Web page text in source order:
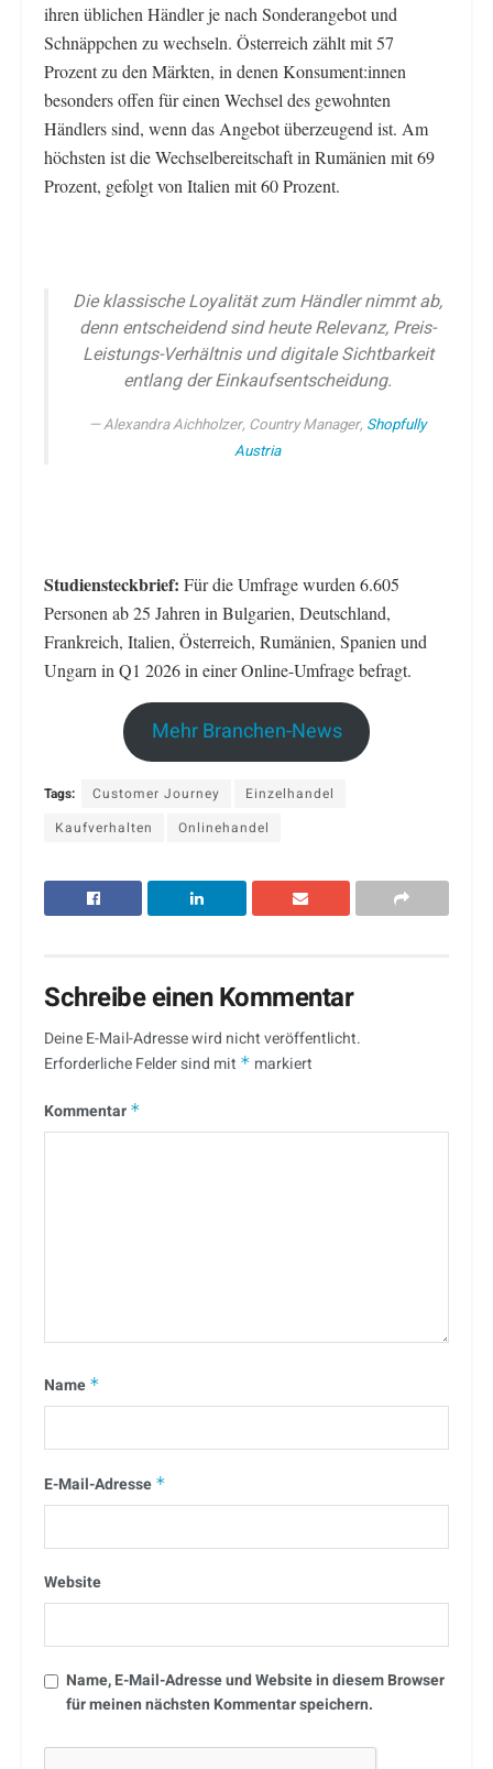
ihren üblichen Händler je nach Sonderangebot und
Schnäppchen zu wechseln. Österreich zählt mit 57
Prozent zu den Märkten, in denen Konsument:innen
besonders offen für einen Wechsel des gewohnten
Händlers sind, wenn das Angebot überzeugend ist. Am
höchsten ist die Wechselbereitschaft in Rumänien mit 69
Prozent, gefolgt von Italien mit 60 Prozent.
Die klassische Loyalität zum Händler nimmt ab,
denn entscheidend sind heute Relevanz, Preis-
Leistungs-Verhältnis und digitale Sichtbarkeit
entlang der Einkaufsentscheidung.
Alexandra Aichholzer, Country Manager, Shopfully
Austria
Studiensteckbrief: Für die Umfrage wurden 6.605
Personen ab 25 Jahren in Bulgarien, Deutschland,
Frankreich, Italien, Österreich, Rumänien, Spanien und
Ungarn in Q1 2026 in einer Online-Umfrage befragt.
Mehr Branchen-News
Tags: Customer Journey
Einzelhandel
Kaufverhalten
Onlinehandel
Schreibe einen Kommentar
Deine E-Mail-Adresse wird nicht veröffentlicht.
Erforderliche Felder sind mit * markiert
Kommentar *
Name *
E-Mail-Adresse *
Website
Name, E-Mail-Adresse und Website in diesem Browser
für meinen nächsten Kommentar speichern.